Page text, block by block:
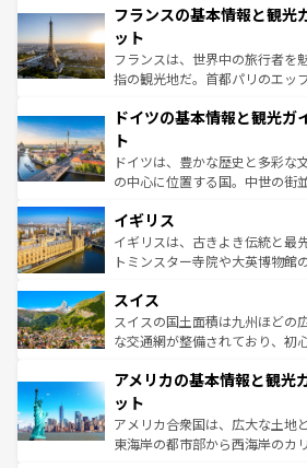
なお、新着のイタリア情報はコ
しい。
文化が根付くこの国では、情熱
れる闘牛、そして美味しいタパ
る。首都マドリードの洗練され
アートに溢れた街角から、地方
せる。地方によって風土や気候
ンテンツ一覧 を参照してほしい。
フランスの基本情報と観光
ット
フランスは、世界中の旅行者を
指の観光地だ。首都パリのエッ
で、幅広い魅力が詰まっている
聖堂、美しいビーチ、そして豊
から魅了する。また、フランス
れ、フランス料理はユネスコ無
香り高いラベンダー畑など、多
らに、パリ以外の地域にも魅力
も豊かな歴史と文化が息づいて
を参照してほしい。
ドイツの基本情報と観光ガ
ト
ドイツは、豊かな歴史と多彩な
の中心に位置する国。中世の街
顔を持つこの国は、どこを歩い
ルリンの文化的活気、バイエル
してライン川沿いのワイン畑と
は、お酒好きな人にはぜひ体験してほしい
ドイツ情報はコンテンツ一覧を
イギリス
イギリスは、古きよき伝統と最
トミンスター寺院や大英博物館
リアごとに異なる魅力がある。
ティー、ビール好きにはたまら
戦など、本場だからこそできる
ンツ一覧を参照してほしい。
スイス
スイスの国土面積は九州ほどの
な交通網が整備されており、初
の建物がそのまま残る町や、ス
博物館もあり、アルプス観光だ
ことができる。国民の所得が高
者向けの交通パス提供のサービ
アメリカの基本情報と観光
ット
アメリカ合衆国は、広大な土地
東海岸の都市部から西海岸のカ